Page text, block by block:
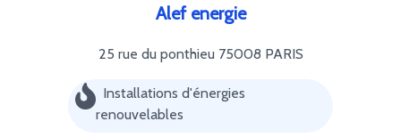
Alef energie
25 rue du ponthieu 75008 PARIS
Installations d'énergies
renouvelables